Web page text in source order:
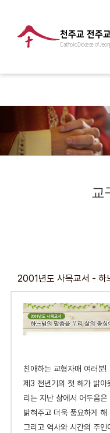
천주교 전주
Catholic Diocese of
교
2001년도 사목교서 - 하
친애하는 교형자매 여러분!
제 3 천년기의 첫 해가 밝아
리는 지난 삶에서 어두움
밝혀주고 더욱 풍요하게
그리고 역사와 시간의 주